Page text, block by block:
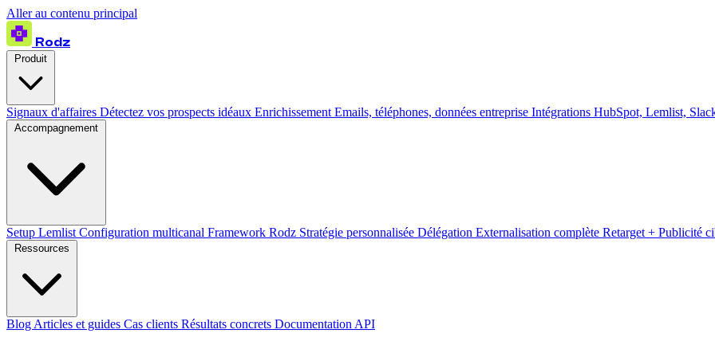
Aller au contenu principal
Rodz
Signaux d'affaires Détectez vos prospects idéaux Enrichissement Emails, téléphones, données entreprise Intégrations HubSpot, Lemlist,
Setup Lemlist Configuration multicanal Framework Rodz Stratégie personnalisée Délégation Externalisation complète Retarget + Publicité
Blog Articles et guides Cas clients Résultats concrets Documentation API